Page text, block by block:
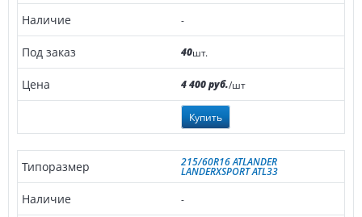
-
40шт.
4 400 руб./шт
Купить
215/60R16 ATLANDER
LANDERXSPORT ATL33
-